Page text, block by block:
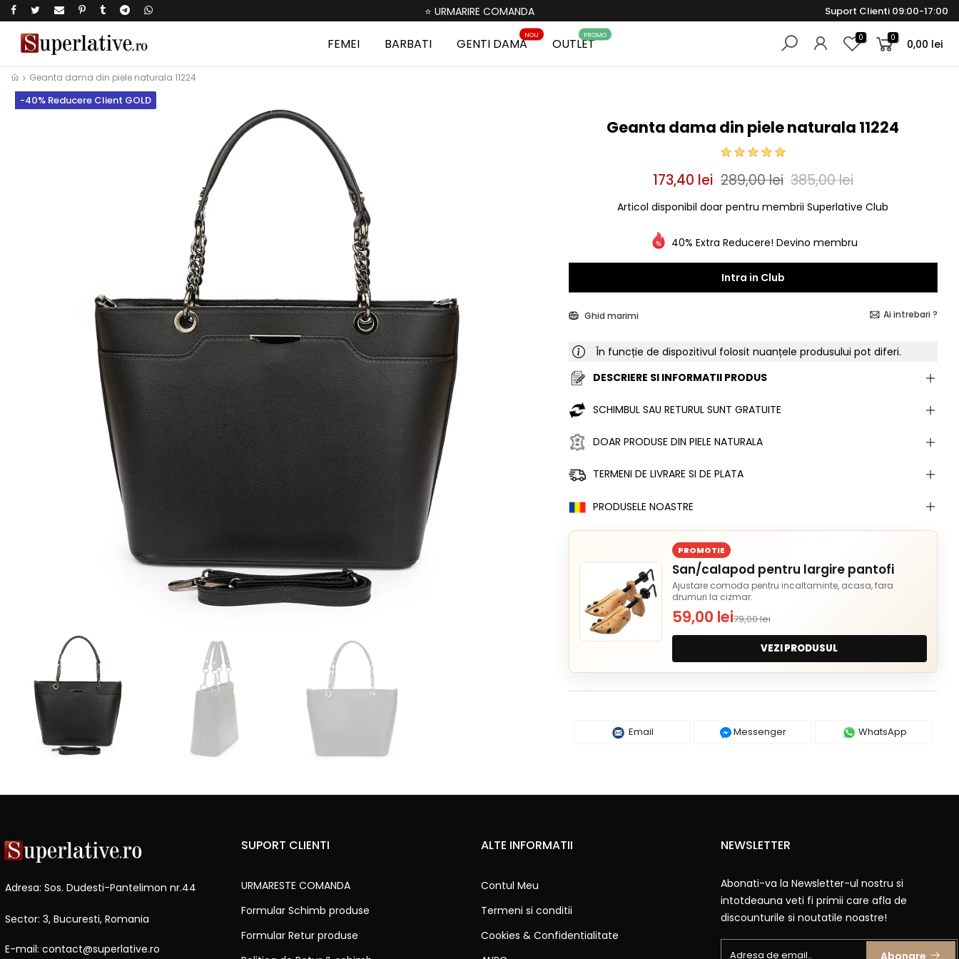
⭐ URMARIRE COMANDA Suport Clienti 09:00-17:00
FEMEI BARBATI GENTI DAMA
NOU
OUTLET
PROMO 0 0 0,00 lei
Geanta dama din piele naturala 11224
-40% Reducere Client GOLD
Geanta dama din piele naturala 11224
173,40 lei 289,00 lei 385,00 lei
Articol disponibil doar pentru membrii Superlative Club
40% Extra Reducere! Devino membru
Intra in Club
Ghid marimi Ai intrebari ?
În funcție de dispozitivul folosit nuanțele produsului pot diferi.
DESCRIERE SI INFORMATII PRODUS
SCHIMBUL SAU RETURUL SUNT GRATUITE
DOAR PRODUSE DIN PIELE NATURALA
TERMENI DE LIVRARE SI DE PLATA
PRODUSELE NOASTRE
PROMOTIE
San/calapod pentru largire pantofi
Ajustare comoda pentru incaltaminte, acasa, fara
drumuri la cizmar.
59,00 lei79,00 lei
VEZI PRODUSUL
Email Messenger WhatsApp
Adresa: Sos. Dudesti-Pantelimon nr.44
Sector: 3, Bucuresti, Romania
E-mail: contact@superlative.ro
SUPORT CLIENTI
URMARESTE COMANDA
Formular Schimb produse
Formular Retur produse
ALTE INFORMATII
Contul Meu
Termeni si conditii
Cookies & Confidentialitate
NEWSLETTER
Abonati-va la Newsletter-ul nostru si
intotdeauna veti fi primii care afla de
discounturile si noutatile noastre!